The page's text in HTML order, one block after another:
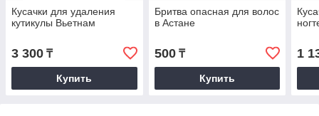
Кусачки для удаления
кутикулы Вьетнам
3 300 ₸
Купить
Бритва опасная для волос
в Астане
500₸
Купить
1